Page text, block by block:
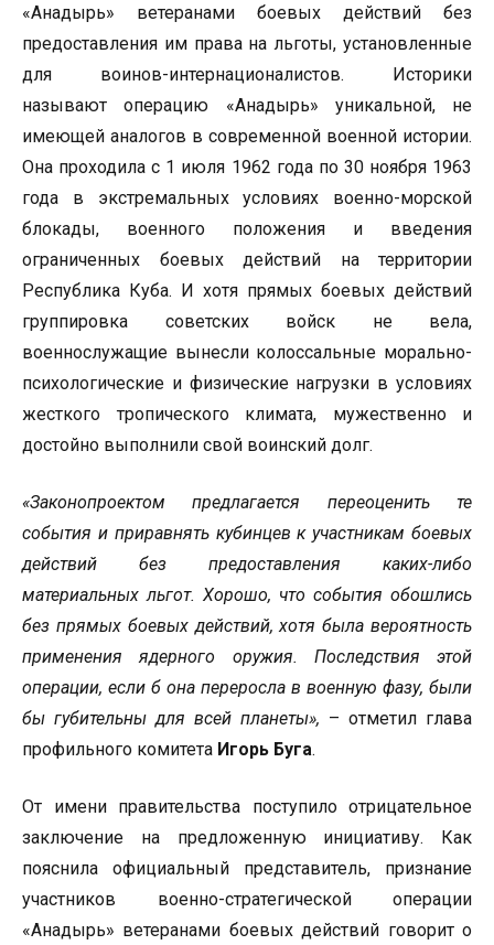
«Анадырь» ветеранами боевых действий без
предоставления им права на льготы, установленные
для воинов-интернационалистов. Историки
называют операцию «Анадырь» уникальной, не
имеющей аналогов в современной военной истории.
Она проходила с 1 июля 1962 года по 30 ноября 1963
года в экстремальных условиях военно-морской
блокады, военного положения и введения
ограниченных боевых действий на территории
Республика Куба. И хотя прямых боевых действий
группировка советских войск не вела,
военнослужащие вынесли колоссальные морально-
психологические и физические нагрузки в условиях
жесткого тропического климата, мужественно и
достойно выполнили свой воинский долг.
«Законопроектом предлагается переоценить те
события и приравнять кубинцев к участникам боевых
действий без предоставления каких-либо
материальных льгот. Хорошо, что события обошлись
без прямых боевых действий, хотя была вероятность
применения ядерного оружия. Последствия этой
операции, если б она переросла в военную фазу, были
бы губительны для всей планеты», – отметил глава
профильного комитета Игорь Буга.
От имени правительства поступило отрицательное
заключение на предложенную инициативу. Как
пояснила официальный представитель, признание
участников военно-стратегической операции
«Анадырь» ветеранами боевых действий говорит о